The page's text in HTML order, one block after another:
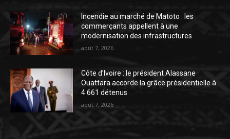
Incendie au marché de Matoto : les
commerçants appellent à une
modernisation des infrastructures
août 7, 2026
Côte d’Ivoire : le président Alassane
Ouattara accorde la grâce présidentielle à
4 661 détenus
août 7, 2026